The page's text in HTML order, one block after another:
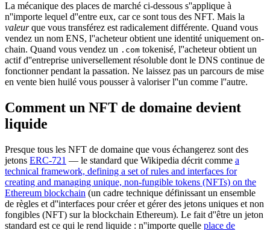
La mécanique des places de marché ci-dessous s''applique à
n''importe lequel d''entre eux, car ce sont tous des NFT. Mais la
valeurque vous transférez est radicalement différente. Quand vous
vendez un nom ENS, l''acheteur obtient une identité uniquement on-
chain. Quand vous vendez un .com tokenisé, l''acheteur obtient un
actif d''entreprise universellement résoluble dont le DNS continue de
fonctionner pendant la passation. Ne laissez pas un parcours de mise
en vente bien huilé vous pousser à valoriser l''un comme l''autre.
Comment un NFT de domaine devient
liquide
Presque tous les NFT de domaine que vous échangerez sont des
jetons ERC-721 — le standard que Wikipedia décrit comme a
technical framework, defining a set of rules and interfaces for
creating and managing unique, non-fungible tokens (NFTs) on the
Ethereum blockchain (un cadre technique définissant un ensemble
de règles et d''interfaces pour créer et gérer des jetons uniques et non
fongibles (NFT) sur la blockchain Ethereum). Le fait d''être un jeton
standard est ce qui le rend liquide : n''importe quelle place de